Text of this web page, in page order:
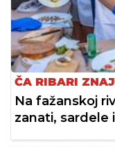
ČA RIBARI
Na fažanskoj
zanati, sardele